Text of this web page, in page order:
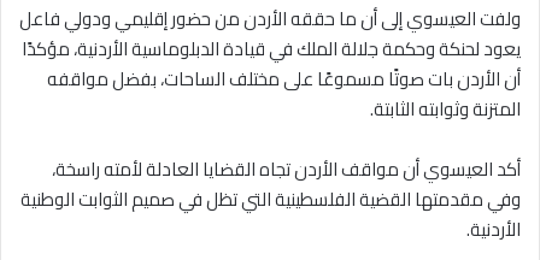
ولفت العيسوي إلى أن ما حققه الأردن من حضور إقليمي ودولي فاعل
يعود لحنكة وحكمة جلالة الملك في قيادة الدبلوماسية الأردنية، مؤكدًا
أن الأردن بات صوتًا مسموعًا على مختلف الساحات، بفضل مواقفه
المتزنة وثوابته الثابتة.
أكد العيسوي أن مواقف الأردن تجاه القضايا العادلة لأمته راسخة،
وفي مقدمتها القضية الفلسطينية التي تظل في صميم الثوابت الوطنية
الأردنية.